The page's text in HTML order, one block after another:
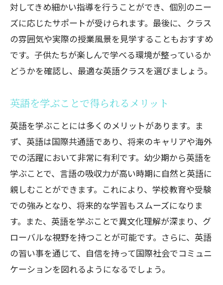
対してきめ細かい指導を行うことができ、個別のニー
ズに応じたサポートが受けられます。最後に、クラス
の雰囲気や実際の授業風景を見学することもおすすめ
です。子供たちが楽しんで学べる環境が整っているか
どうかを確認し、最適な英語クラスを選びましょう。
英語を学ぶことで得られるメリット
英語を学ぶことには多くのメリットがあります。ま
ず、英語は国際共通語であり、将来のキャリアや海外
での活躍において非常に有利です。幼少期から英語を
学ぶことで、言語の吸収力が高い時期に自然と英語に
親しむことができます。これにより、学校教育や受験
での強みとなり、将来的な学習もスムーズになりま
す。また、英語を学ぶことで異文化理解が深まり、グ
ローバルな視野を持つことが可能です。さらに、英語
の習い事を通じて、自信を持って国際社会でコミュニ
ケーションを図れるようになるでしょう。